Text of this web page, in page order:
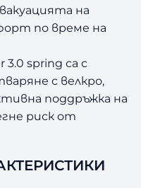
на
по време на
spring са с
с велкро,
поддръжка на
риск от